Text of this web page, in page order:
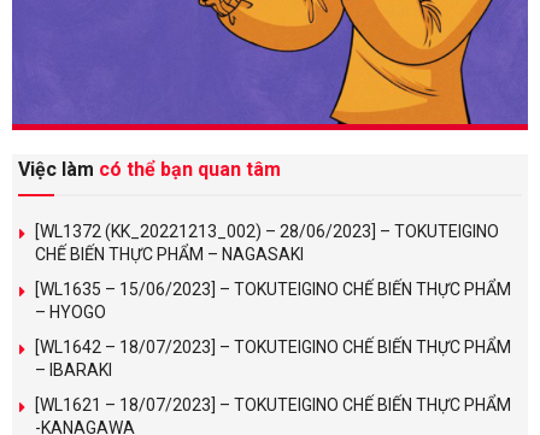
Việc làm có thể bạn quan tâm
[WL1372 (KK_20221213_002) – 28/06/2023] – TOKUTEIGINO
CHẾ BIẾN THỰC PHẨM – NAGASAKI
[WL1635 – 15/06/2023] – TOKUTEIGINO CHẾ BIẾN THỰC PHẨM
– HYOGO
[WL1642 – 18/07/2023] – TOKUTEIGINO CHẾ BIẾN THỰC PHẨM
– IBARAKI
[WL1621 – 18/07/2023] – TOKUTEIGINO CHẾ BIẾN THỰC PHẨM
-KANAGAWA